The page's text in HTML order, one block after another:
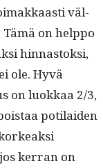
väl­
on help­po
hin­nas­tok­si,
ole. Hyvä
on luokkaa 2/3,
poti­laiden
ker­ran on